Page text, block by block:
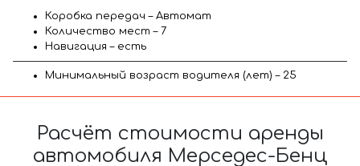
Коробка передач – Автомат
Количество мест – 7
Навигация – есть
Минимальный возраст водителя (лет) – 25
Расчёт стоимости аренды
автомобиля Мерседес-Бенц